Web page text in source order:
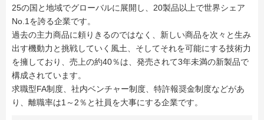
25の国と地域でグローバルに展開し、20製品以上で世界シェア
No.1を誇る企業です。
過去の主力商品に頼りきるのではなく、新しい商品を次々と生み
出す機動力と挑戦していく風土、そしてそれを可能にする技術力
を擁しており、売上の約40％は、発売されて3年未満の新製品で
構成されています。
求職型FA制度、社内ベンチャー制度、特許報奨金制度などがあ
り、離職率は1～2％と社員を大事にする企業です。